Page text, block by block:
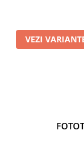
VEZI